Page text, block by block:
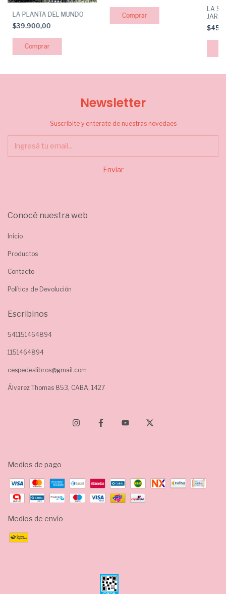
LA PLANTA DEL MUNDO
$39.900,00
LA
Newsletter
Suscribite y enterate de nuestras novedaes
Conocé nuestra web
Inicio
Productos
Contacto
Política de Devolución
Escribinos
541151464894
1151464894
cespedeslibros@gmail.com
Álvarez Thomas 853, CABA, 1427
Medios de pago
Medios de envío